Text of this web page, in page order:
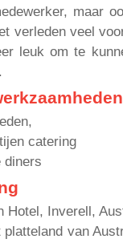
maar
verleden veel
leuk om te
catering
diners
Hotel, Inverell,
platteland van